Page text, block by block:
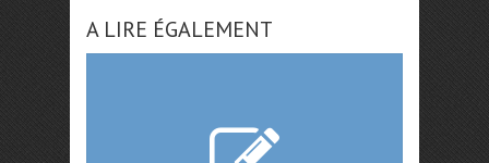
A LIRE ÉGALEMENT